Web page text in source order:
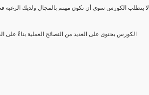
لا يتطلب الكورس سوى أن تكون مهتم بالمجال ولديك الرغبة
الكورس يحتوى على العديد من النصائح العملية بناءً